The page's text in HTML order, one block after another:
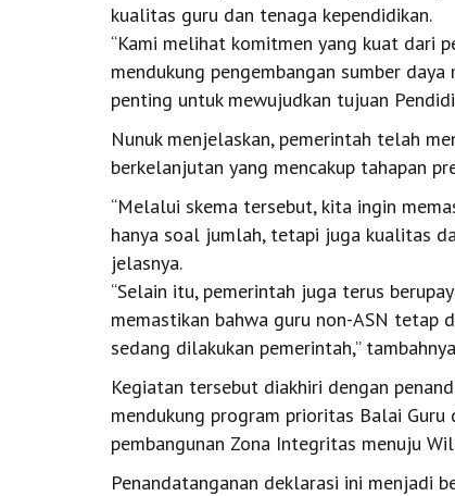
kualitas guru dan tenaga kependidikan.
“Kami melihat komitmen yang kuat dari
mendukung pengembangan sumber
penting untuk mewujudkan tujuan
Nunuk menjelaskan, pemerintah telah
berkelanjutan yang mencakup tahapan
“Melalui skema tersebut, kita ingin
hanya soal jumlah, tetapi juga kualitas
jelasnya.
“Selain itu, pemerintah juga terus
memastikan bahwa guru non-ASN tetap
sedang dilakukan pemerintah,”
Kegiatan tersebut diakhiri dengan
mendukung program prioritas Balai Guru
pembangunan Zona Integritas menuju
Penandatanganan deklarasi ini menjadi